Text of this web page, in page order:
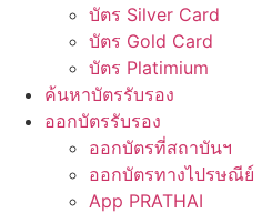
บัตร Silver Card
บัตร Gold Card
บัตร Platimium
ค้นหาบัตรรับรอง
ออกบัตรรับรอง
ออกบัตรที่สถาบันฯ
ออกบัตรทางไปรษณีย์
App PRATHAI